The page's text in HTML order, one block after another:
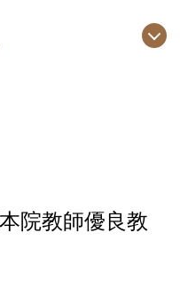
院教師優良教